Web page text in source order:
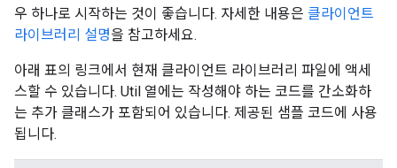
우 하나로 시작하는 것이 좋습니다. 자세한 내용은 클라이언트
라이브러리 설명을 참고하세요.
아래 표의 링크에서 현재 클라이언트 라이브러리 파일에 액세
스할 수 있습니다. Util 열에는 작성해야 하는 코드를 간소화하
는 추가 클래스가 포함되어 있습니다. 제공된 샘플 코드에 사용
됩니다.